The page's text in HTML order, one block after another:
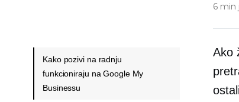
6 min
Ako
Kako pozivi na radnju
funkcioniraju na Google My
Businessu